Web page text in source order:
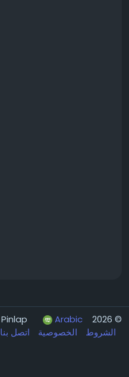
© 2026 Pinlap
Arabic
الشروط
الخصوصية اتصل بنا